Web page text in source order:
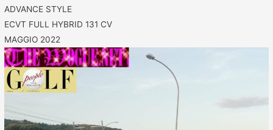
ADVANCE STYLE
ECVT FULL HYBRID 131 CV
MAGGIO 2022